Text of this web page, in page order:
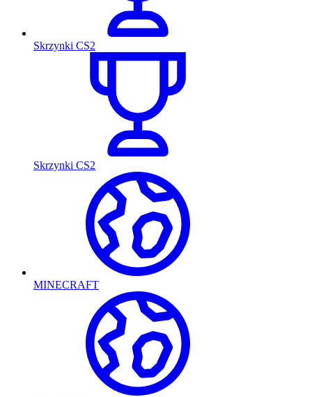
Skrzynki CS2
Skrzynki CS2
MINECRAFT